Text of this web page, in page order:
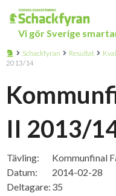
Vi gör Sverige
Schackfyran Resultat
2013/14
II 2013/
Tävling:
Kommunfinal
Datum:
2014-02-28
Deltagare: 35